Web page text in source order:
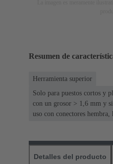
Resumen de
Herramienta superior
Solo para puestos cortos y
con un grosor > 1,6 mm y
uso con conectores
Detalles del producto